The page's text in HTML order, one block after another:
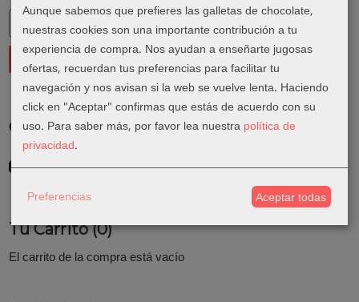
Costes de Envío
GRATIS *
Consultar Destinos
Tu Carrito (0)
El carrito de la compra está vacío
Aunque sabemos que prefieres las galletas de chocolate,
nuestras cookies son una importante contribución a tu
experiencia de compra. Nos ayudan a enseñarte jugosas
ofertas, recuerdan tus preferencias para facilitar tu
navegación y nos avisan si la web se vuelve lenta. Haciendo
click en "Aceptar" confirmas que estás de acuerdo con su
uso. Para saber más, por favor lea nuestra política de
privacidad.
Preferencias Aceptar todas